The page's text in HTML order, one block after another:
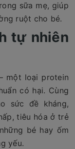
sữa mẹ, giúp
ruột cho bé.
tự nhiên
một loại protein
có hại. Cùng
sức đề kháng,
tiêu hóa ở trẻ
bé hay ốm
yếu.